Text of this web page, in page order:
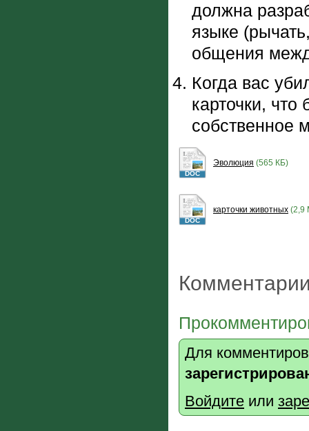
должна
языке
общения
Когда вас
карточки,
собственное
DOC
Эволюция (565 КБ)
DOC
карточки животных (2,9
Для
Войдите или